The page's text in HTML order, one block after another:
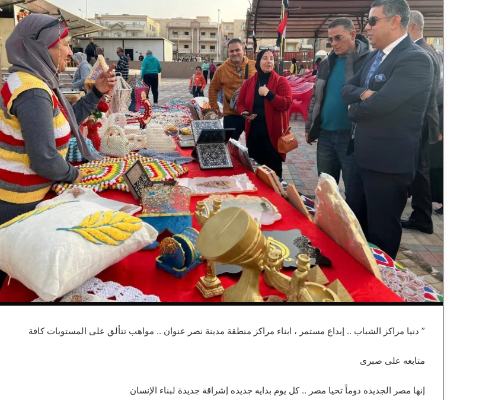
” دنيا مراكز الشباب .. إبداع مستمر ، ابناء مراكز منطقة مدينة نصر عنوان .. مواهب تتألق على المستويات كافة
متابعه على صبرى
إنها مصر الجديده دوماً تحيا مصر .. كل يوم بدايه جديده إشراقة جديدة لبناء الإنسان